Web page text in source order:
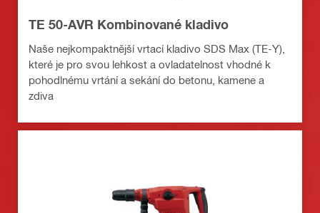
TE 50-AVR Kombinované kladivo
Naše nejkompaktnější vrtací kladivo SDS Max (TE-Y),
které je pro svou lehkost a ovladatelnost vhodné k
pohodlnému vrtání a sekání do betonu, kamene a
zdiva